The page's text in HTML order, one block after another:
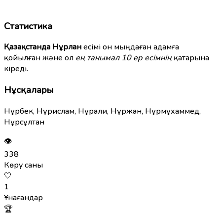
Статистика
Қазақстанда Нұрланесімі он мыңдаған адамға
қойылған және ол ең танымал 10 ер есімнің қатарына
кіреді.
Нұсқалары
Нұрбек, Нұрислам, Нұрали, Нұржан, Нұрмұхаммед,
Нұрсұлтан
👁
338
Көру саны
🤍
1
Ұнағандар
🏆